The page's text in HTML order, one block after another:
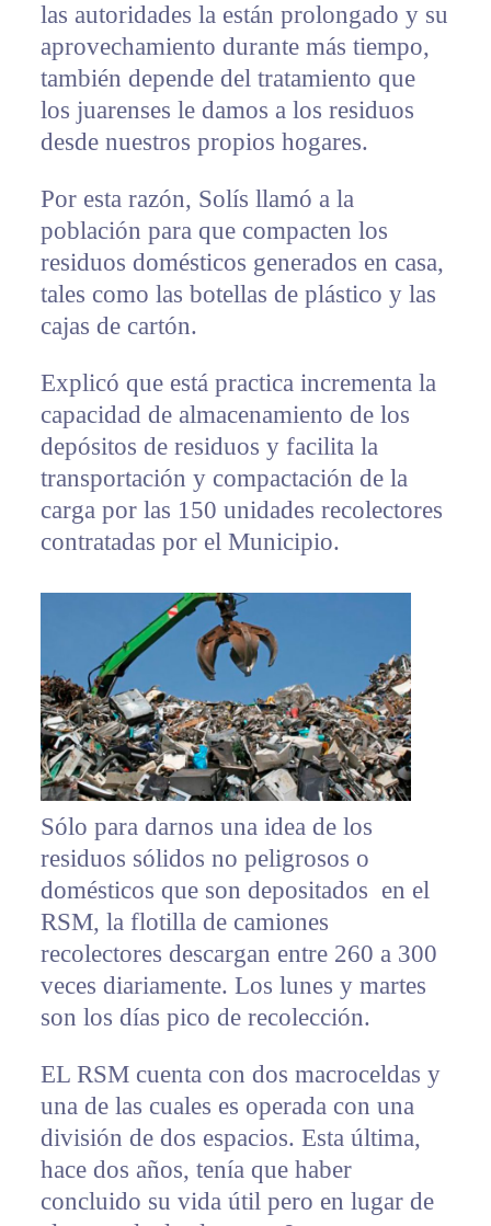
las autoridades la están prolongado y su
aprovechamiento durante más tiempo,
también depende del tratamiento que
los juarenses le damos a los residuos
desde nuestros propios hogares.
Por esta razón, Solís llamó a la
población para que compacten los
residuos domésticos generados en casa,
tales como las botellas de plástico y las
cajas de cartón.
Explicó que está practica incrementa la
capacidad de almacenamiento de los
depósitos de residuos y facilita la
transportación y compactación de la
carga por las 150 unidades recolectores
contratadas por el Municipio.
Sólo para darnos una idea de los
residuos sólidos no peligrosos o
domésticos que son depositados en el
RSM, la flotilla de camiones
recolectores descargan entre 260 a 300
veces diariamente. Los lunes y martes
son los días pico de recolección.
EL RSM cuenta con dos macroceldas y
una de las cuales es operada con una
división de dos espacios. Esta última,
hace dos años, tenía que haber
concluido su vida útil pero en lugar de